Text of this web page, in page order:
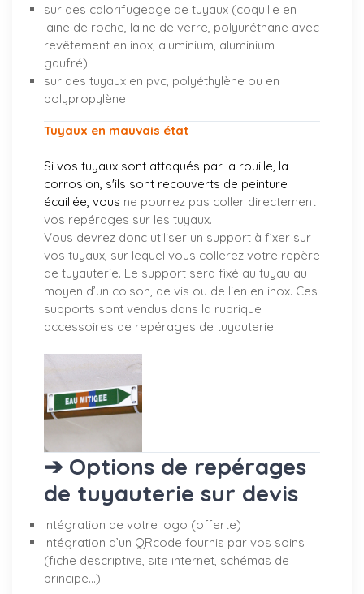
sur des calorifugeage de tuyaux (coquille en
laine de roche, laine de verre, polyuréthane avec
revêtement en inox, aluminium, aluminium
gaufré)
sur des tuyaux en pvc, polyéthylène ou en
polypropylène
Tuyaux en mauvais état
Si vos tuyaux sont attaqués par la rouille, la
corrosion, s'ils sont recouverts de peinture
écaillée, vous ne pourrez pas coller directement
vos repérages sur les tuyaux.
Vous devrez donc utiliser un support à fixer sur
vos tuyaux, sur lequel vous collerez votre repère
de tuyauterie. Le support sera fixé au tuyau au
moyen d’un colson, de vis ou de lien en inox. Ces
supports sont vendus dans la rubrique
accessoires de repérages de tuyauterie.
➔ Options de repérages
de tuyauterie sur devis
Intégration de votre logo (offerte)
Intégration d’un QRcode fournis par vos soins
(fiche descriptive, site internet, schémas de
principe…)